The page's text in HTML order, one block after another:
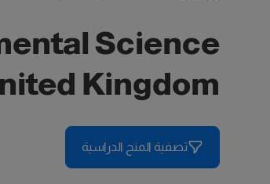
Kingdom
تصفية المنح الدراسية